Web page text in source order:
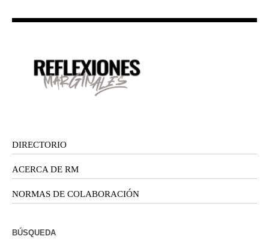
DIRECTORIO
ACERCA DE RM
NORMAS DE COLABORACIÓN
BÚSQUEDA